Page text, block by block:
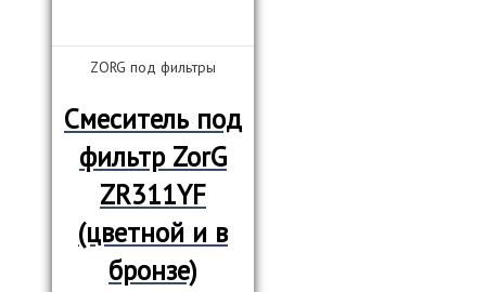
ZORG под фильтры
Смеситель под
фильтр ZorG
ZR311YF
(цветной и в
бронзе)